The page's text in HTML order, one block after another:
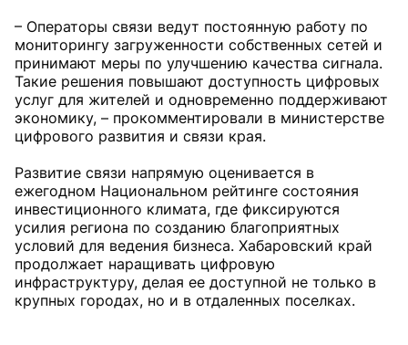
– Операторы связи ведут постоянную работу по
мониторингу загруженности собственных сетей и
принимают меры по улучшению качества сигнала.
Такие решения повышают доступность цифровых
услуг для жителей и одновременно поддерживают
экономику, – прокомментировали в министерстве
цифрового развития и связи края.
Развитие связи напрямую оценивается в
ежегодном Национальном рейтинге состояния
инвестиционного климата, где фиксируются
усилия региона по созданию благоприятных
условий для ведения бизнеса. Хабаровский край
продолжает наращивать цифровую
инфраструктуру, делая ее доступной не только в
крупных городах, но и в отдаленных поселках.